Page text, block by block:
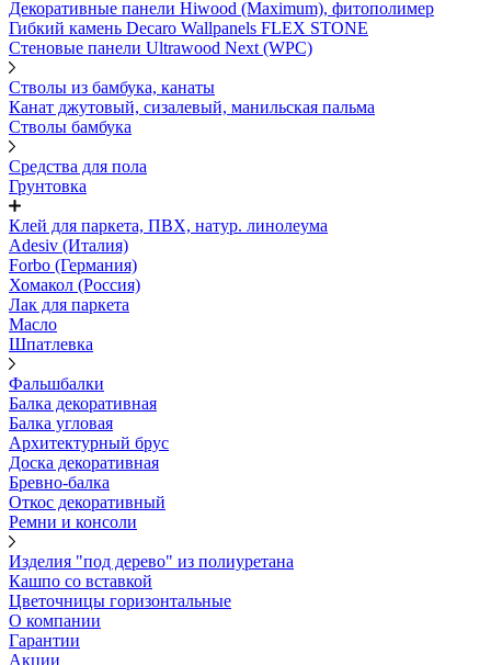
Декоративные панели Hiwood (Maximum), фитополимер
Гибкий камень Decaro Wallpanels FLEX STONE
Стеновые панели Ultrawood Next (WPC)
Стволы из бамбука, канаты
Канат джутовый, сизалевый, манильская пальма
Стволы бамбука
Средства для пола
Грунтовка
Клей для паркета, ПВХ, натур. линолеума
Adesiv (Италия)
Forbo (Германия)
Хомакол (Россия)
Лак для паркета
Масло
Шпатлевка
Фальшбалки
Балка декоративная
Балка угловая
Архитектурный брус
Доска декоративная
Бревно-балка
Откос декоративный
Ремни и консоли
Изделия "под дерево" из полиуретана
Кашпо со вставкой
Цветочницы горизонтальные
О компании
Гарантии
Акции